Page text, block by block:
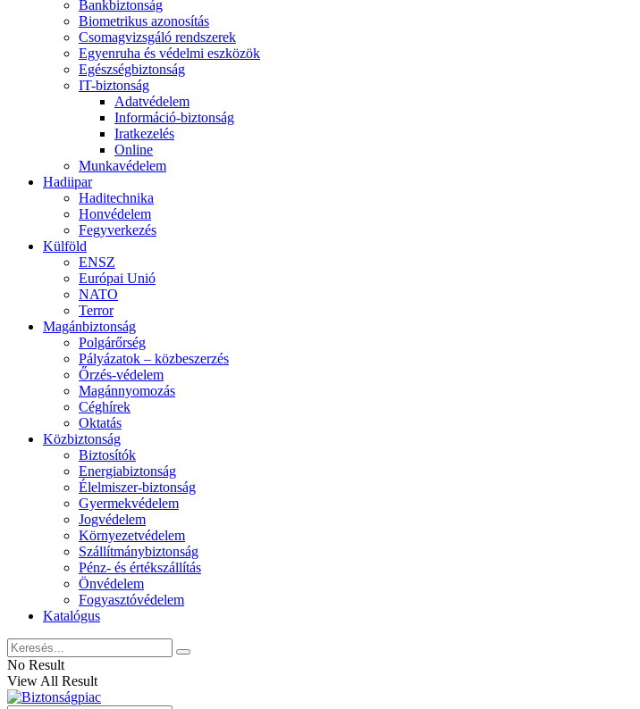
Bankbiztonság
Biometrikus azonosítás
Csomagvizsgáló rendszerek
Egyenruha és védelmi eszközök
Egészségbiztonság
IT-biztonság
Adatvédelem
Információ-biztonság
Iratkezelés
Online
Munkavédelem
Hadiipar
Haditechnika
Honvédelem
Fegyverkezés
Külföld
ENSZ
Európai Unió
NATO
Terror
Magánbiztonság
Polgárőrség
Pályázatok – közbeszerzés
Őrzés-védelem
Magánnyomozás
Céghírek
Oktatás
Közbiztonság
Biztosítók
Energiabiztonság
Élelmiszer-biztonság
Gyermekvédelem
Jogvédelem
Környezetvédelem
Szállítmánybiztonság
Pénz- és értékszállítás
Önvédelem
Fogyasztóvédelem
Katalógus
No Result
View All Result